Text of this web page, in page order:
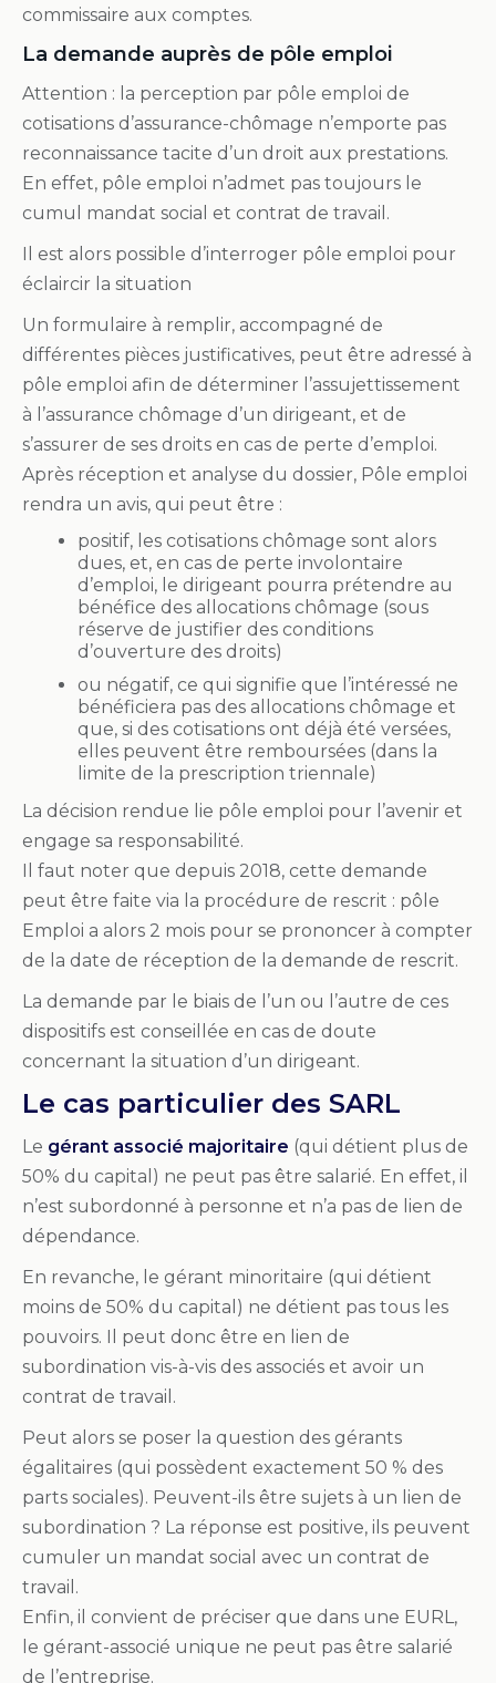
commissaire aux comptes.
La demande auprès de pôle emploi
Attention : la perception par pôle emploi de
cotisations d’assurance-chômage n’emporte pas
reconnaissance tacite d’un droit aux prestations.
En effet, pôle emploi n’admet pas toujours le
cumul mandat social et contrat de travail.
Il est alors possible d’interroger pôle emploi pour
éclaircir la situation
Un formulaire à remplir, accompagné de
différentes pièces justificatives, peut être adressé à
pôle emploi afin de déterminer l’assujettissement
à l’assurance chômage d’un dirigeant, et de
s’assurer de ses droits en cas de perte d’emploi.
Après réception et analyse du dossier, Pôle emploi
rendra un avis, qui peut être :
positif, les cotisations chômage sont alors
dues, et, en cas de perte involontaire
d’emploi, le dirigeant pourra prétendre au
bénéfice des allocations chômage (sous
réserve de justifier des conditions
d’ouverture des droits)
ou négatif, ce qui signifie que l’intéressé ne
bénéficiera pas des allocations chômage et
que, si des cotisations ont déjà été versées,
elles peuvent être remboursées (dans la
limite de la prescription triennale)
La décision rendue lie pôle emploi pour l’avenir et
engage sa responsabilité.
Il faut noter que depuis 2018, cette demande
peut être faite via la procédure de rescrit : pôle
Emploi a alors 2 mois pour se prononcer à compter
de la date de réception de la demande de rescrit.
La demande par le biais de l’un ou l’autre de ces
dispositifs est conseillée en cas de doute
concernant la situation d’un dirigeant.
Le cas particulier des SARL
Le gérant associé majoritaire (qui détient plus de
50% du capital) ne peut pas être salarié. En effet, il
n’est subordonné à personne et n’a pas de lien de
dépendance.
En revanche, le gérant minoritaire (qui détient
moins de 50% du capital) ne détient pas tous les
pouvoirs. Il peut donc être en lien de
subordination vis-à-vis des associés et avoir un
contrat de travail.
Peut alors se poser la question des gérants
égalitaires (qui possèdent exactement 50 % des
parts sociales). Peuvent-ils être sujets à un lien de
subordination ? La réponse est positive, ils peuvent
cumuler un mandat social avec un contrat de
travail.
Enfin, il convient de préciser que dans une EURL,
le gérant-associé unique ne peut pas être salarié
de l’entreprise.